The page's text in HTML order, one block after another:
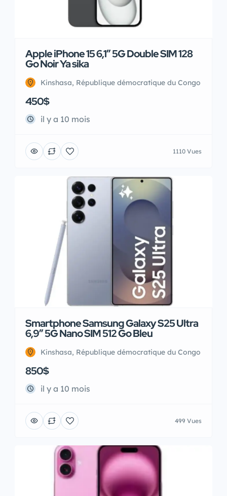
Apple iPhone 15 6,1″ 5G Double SIM 128
Go Noir Ya sika
Kinshasa, République démocratique du Congo
450$
il y a 10 mois
1110 Vues
Smartphone Samsung Galaxy S25 Ultra
6,9″ 5G Nano SIM 512 Go Bleu
Kinshasa, République démocratique du Congo
850$
il y a 10 mois
499 Vues